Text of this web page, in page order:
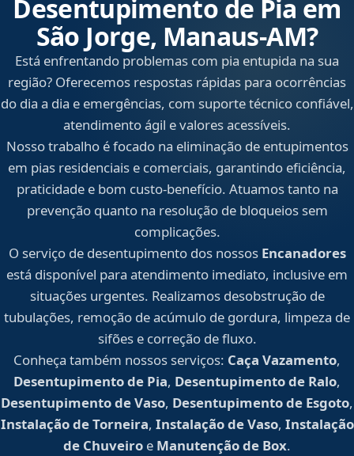
Desentupimento de Pia em
São Jorge, Manaus‑AM?
Está enfrentando problemas com pia entupida na sua
região? Oferecemos respostas rápidas para ocorrências
do dia a dia e emergências, com suporte técnico confiável,
atendimento ágil e valores acessíveis.
Nosso trabalho é focado na eliminação de entupimentos
em pias residenciais e comerciais, garantindo eficiência,
praticidade e bom custo-benefício. Atuamos tanto na
prevenção quanto na resolução de bloqueios sem
complicações.
O serviço de desentupimento dos nossos Encanadores
está disponível para atendimento imediato, inclusive em
situações urgentes. Realizamos desobstrução de
tubulações, remoção de acúmulo de gordura, limpeza de
sifões e correção de fluxo.
Conheça também nossos serviços: Caça Vazamento,
Desentupimento de Pia, Desentupimento de Ralo,
Desentupimento de Vaso, Desentupimento de Esgoto,
Instalação de Torneira, Instalação de Vaso, Instalação
de Chuveiro e Manutenção de Box.